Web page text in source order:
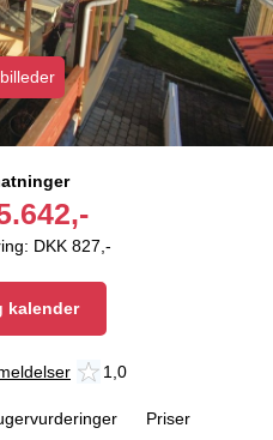
DKK 827,-
kalender
1,0
Priser